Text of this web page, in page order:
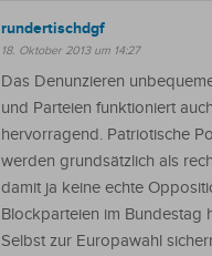
rundertischdgf
18. Oktober 2013 um 14:27
Das Denunzieren
und Parteien funktioniert
hervorragend. Patriotische
werden grundsätzlich als
damit ja keine echte
Blockparteien im Bundestag
Selbst zur Europawahl